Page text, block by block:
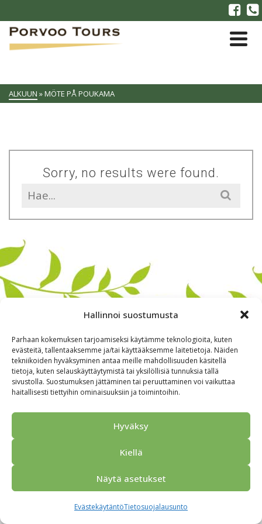
Hallinnoi suostumusta
Parhaan kokemuksen tarjoamiseksi käytämme teknologioita, kuten
evästeitä, tallentaaksemme ja/tai käyttääksemme laitetietoja. Näiden
tekniikoiden hyväksyminen antaa meille mahdollisuuden käsitellä
tietoja, kuten selauskäyttäytymistä tai yksilöllisiä tunnuksia tällä
sivustolla. Suostumuksen jättäminen tai peruuttaminen voi vaikuttaa
haitallisesti tiettyihin ominaisuuksiin ja toimintoihin.
Hyväksy
Kiellä
Näytä asetukset
EvästekäytäntöTietosuojalausunto
ALKUUN »MÖTE PÅ POUKAMA
Sorry, no results were found.
Search
for:
Alkuun Ryhmille Kokous & Ohjelmat
Yhteistyökumppanit
Tarjouspyyntö
Anna palautetta
Tietosuojaseloste
© 2026 Porvoo Tours - matkanjärjestäjä / FPW